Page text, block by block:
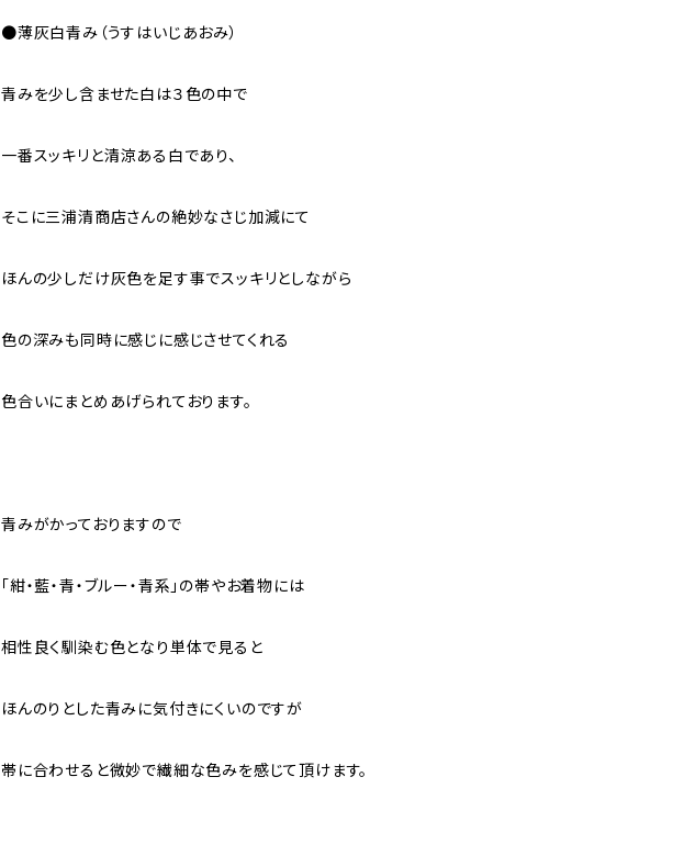
●薄灰白青み（うすはいじあおみ）
青みを少し含ませた白は３色の中で
一番スッキリと清涼ある白であり、
そこに三浦清商店さんの絶妙なさじ加減にて
ほんの少しだけ灰色を足す事でスッキリとしながら
色の深みも同時に感じに感じさせてくれる
色合いにまとめあげられております。
青みがかっておりますので
「紺・藍・青・ブルー・青系」の帯やお着物には
相性良く馴染む色となり単体で見ると
ほんのりとした青みに気付きにくいのですが
帯に合わせると微妙で繊細な色みを感じて頂けます。